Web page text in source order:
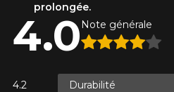
TAXES.
TAXES.
prolongée.
4.0 Note générale
Durabilité